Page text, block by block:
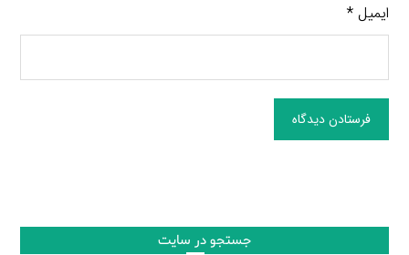
ایمیل*
فرستادن دیدگاه
جستجو در سایت